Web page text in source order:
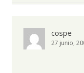
cospe
27 junio,